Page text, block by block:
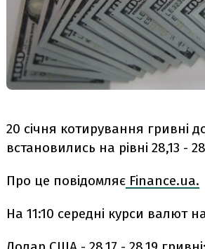
20 січня котирування гривні
встановились на рівні 28,13 -
Про це повідомляє Finance.ua.
На 11:10 середні курси валют